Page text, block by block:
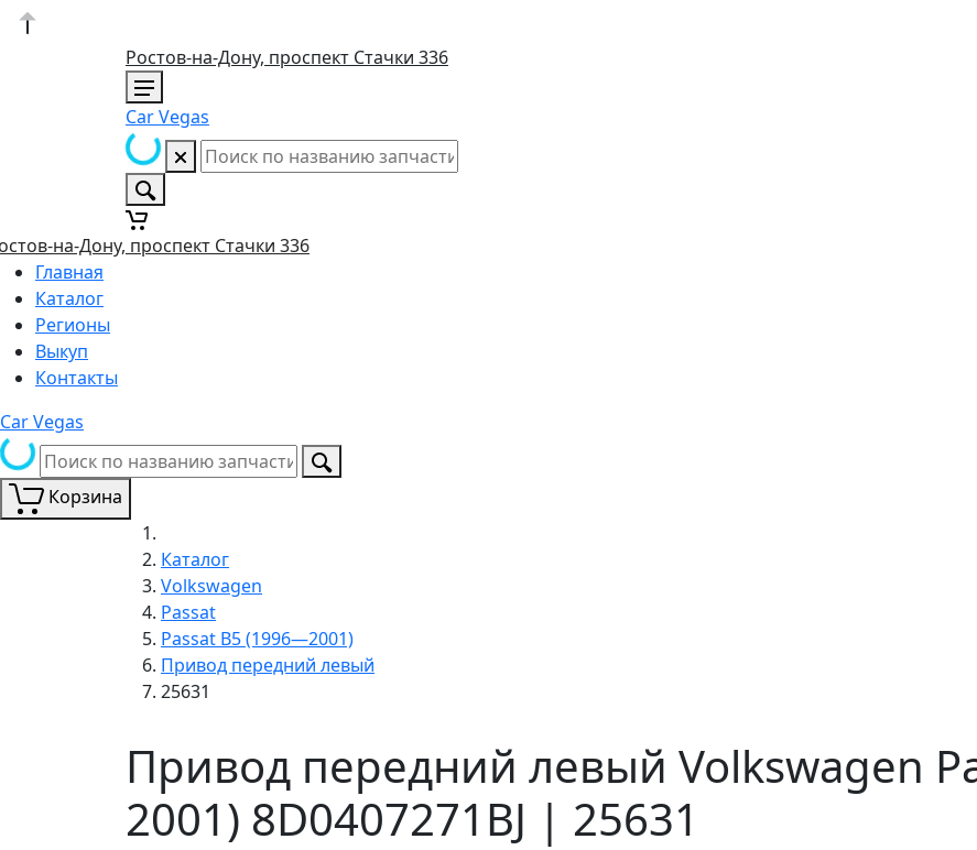
Ростов-на-Дону, проспект Стачки 336
Car Vegas
на-Дону, проспект Стачки 336
Главная
Каталог
Регионы
Выкуп
Контакты
Car Vegas
Корзина
Каталог
Volkswagen
Passat
Passat B5 (1996—2001)
Привод передний левый
25631
Привод передний левый Volkswagen
2001) 8D0407271BJ | 25631